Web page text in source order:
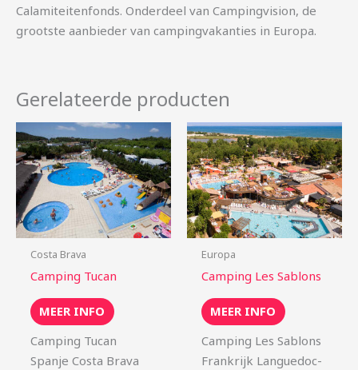
Calamiteitenfonds. Onderdeel van Campingvision, de
grootste aanbieder van campingvakanties in Europa.
Gerelateerde producten
Costa Brava
Camping Tucan
MEER INFO
Camping Tucan
Spanje Costa Brava
Europa
Camping Les Sablons
MEER INFO
Camping Les Sablons
Frankrijk Languedoc-